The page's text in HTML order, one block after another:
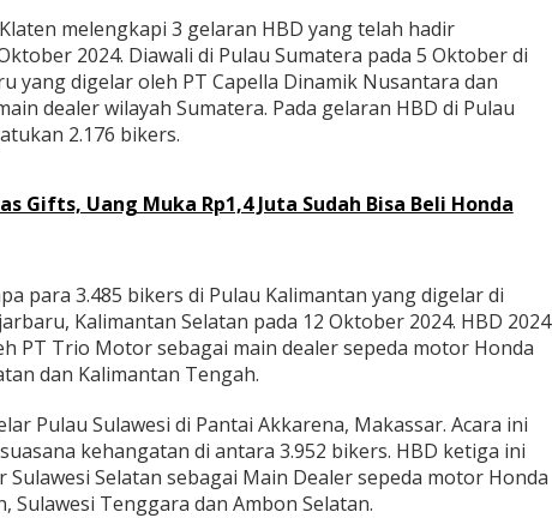
melengkapi 3 gelaran HBD yang telah hadir
2024. Diawali di Pulau Sumatera pada 5 Oktober di
yang digelar oleh PT Capella Dinamik Nusantara dan
dealer wilayah Sumatera. Pada gelaran HBD di Pulau
2.176 bikers.
Gifts, Uang Muka Rp1,4 Juta Sudah Bisa Beli Honda
para 3.485 bikers di Pulau Kalimantan yang digelar di
Kalimantan Selatan pada 12 Oktober 2024. HBD 2024
PT Trio Motor sebagai main dealer sepeda motor Honda
dan Kalimantan Tengah.
Pulau Sulawesi di Pantai Akkarena, Makassar. Acara ini
kehangatan di antara 3.952 bikers. HBD ketiga ini
Selatan sebagai Main Dealer sepeda motor Honda
Sulawesi Tenggara dan Ambon Selatan.